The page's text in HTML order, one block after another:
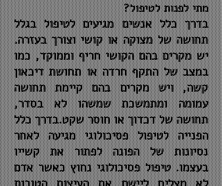
מתי לפנות לטיפול?
בדרך כלל אנשים מגיעים לטיפול בגלל
תחושה של מצוקה או קושי וצורך בעזרה.
יש מקרים בהם הקושי חריף וממוקד, כמו
במצב של התקף חרדה או תחושת דיכאון
קשה, ויש מקרים בהם קיימת תחושה
עמומה ומתמשכת שמשהו לא בסדר,
תחושה של דכדוך או חוסר שקט.בדרך כלל
הפנייה לטיפול פסיכולוגי מגיעה לאחר
נסיונות של הפונה לפתור את קשייו
בעצמו. טיפול פסיכולוגי נחוץ כאשר אדם